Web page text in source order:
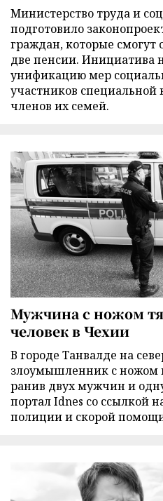
Министерство труда и
подготовило
граждан, которые смогут
две пенсии. Инициатива
унификацию мер
участников
членов их семей.
Мужчина с ножом
человек в Чехии
В городе Танвалде на
злоумышленник с ножом
ранив двух мужчин и
портал Idnes со ссылкой
полиции и скорой